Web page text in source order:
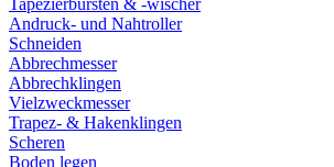
Tapezierbürsten & -wischer
Andruck- und Nahtroller
Schneiden
Abbrechmesser
Abbrechklingen
Vielzweckmesser
Trapez- & Hakenklingen
Scheren
Boden legen